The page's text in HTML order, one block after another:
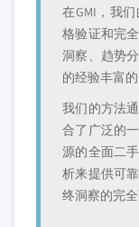
在GMI，我
格验证和完
洞察、趋势
的经验丰富的
我们的方法
合了广泛的
源的全面二
析来提供可
终洞察的完全